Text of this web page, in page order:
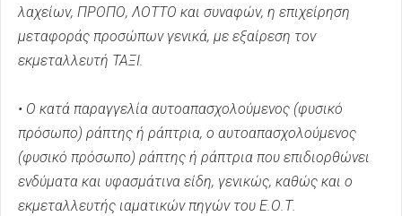
λαχείων, ΠΡΟΠΟ, ΛΟΤΤΟ και συναφών, η επιχείρηση
μεταφοράς προσώπων γενικά, με εξαίρεση τον
εκμεταλλευτή ΤΑΞΙ.
• Ο κατά παραγγελία αυτοαπασχολούμενος (φυσικό
πρόσωπο) ράπτης ή ράπτρια, ο αυτοαπασχολούμενος
(φυσικό πρόσωπο) ράπτης ή ράπτρια που επιδιορθώνει
ενδύματα και υφασμάτινα είδη, γενικώς, καθώς και ο
εκμεταλλευτής ιαματικών πηγών του Ε.Ο.Τ.